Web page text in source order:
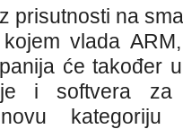
prisutnosti na
vlada
će također
i softvera
kategoriju